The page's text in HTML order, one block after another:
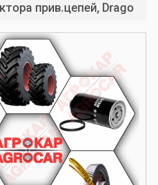
прив.цепей, Drago